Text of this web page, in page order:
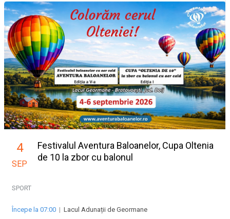
4
SEP
Festivalul Aventura Baloanelor, Cupa Oltenia
de 10 la zbor cu balonul
SPORT
Începe la 07:00 | Lacul Adunații de Geormane